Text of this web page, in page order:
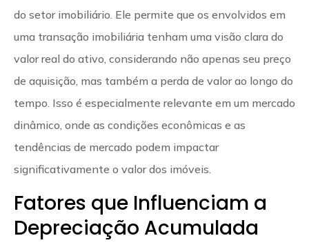
do setor imobiliário. Ele permite que os envolvidos em
uma transação imobiliária tenham uma visão clara do
valor real do ativo, considerando não apenas seu preço
de aquisição, mas também a perda de valor ao longo do
tempo. Isso é especialmente relevante em um mercado
dinâmico, onde as condições econômicas e as
tendências de mercado podem impactar
significativamente o valor dos imóveis.
Fatores que Influenciam a
Depreciação Acumulada